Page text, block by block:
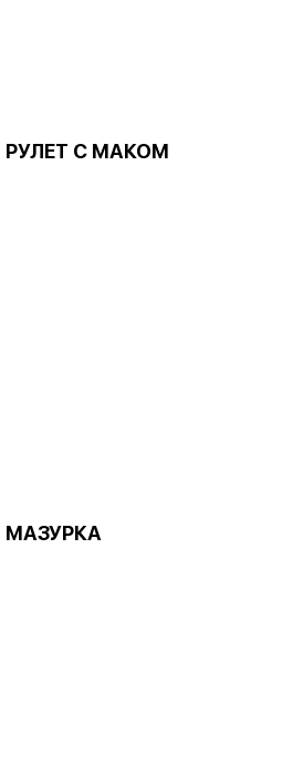
РУЛЕТ С МАКОМ
МАЗУРКА